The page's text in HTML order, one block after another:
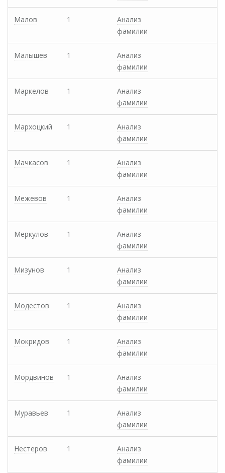
Малов 1
Анализ
фамилии
Малышев 1
Анализ
фамилии
Маркелов 1
Анализ
фамилии
Мархоцкий 1
Анализ
фамилии
Мачкасов 1
Анализ
фамилии
Межевов 1
Анализ
фамилии
Меркулов 1
Анализ
фамилии
Мизунов 1
Анализ
фамилии
Модестов 1
Анализ
фамилии
Мокридов 1
Анализ
фамилии
Мордвинов 1
Анализ
фамилии
Муравьев 1
Анализ
фамилии
Нестеров 1
Анализ
фамилии